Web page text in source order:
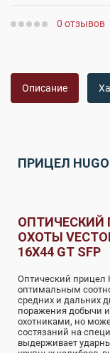
0 отзывов
Описание
ПРИЦЕЛ HUGO
ОПТИЧЕСКИЙ
ОХОТЫ
16X44 GT SFP
Оптический прицел
оптимальным
средних и дальних
поражения добычи
охотниками, но
состязаний на
выдерживает